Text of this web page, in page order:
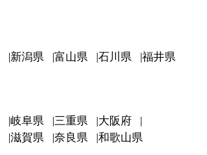
新潟県 富山県 石川県 福井県
岐阜県 三重県
大阪府
滋賀県 奈良県 和歌山県